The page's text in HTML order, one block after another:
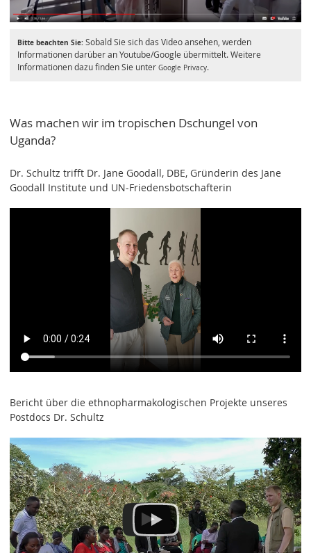
Bitte beachten Sie:Sobald Sie sich das Video ansehen, werden
Informationen darüber an Youtube/Google übermittelt. Weitere
Informationen dazu finden Sie unter Google Privacy.
Was machen wir im tropischen Dschungel von
Uganda?
Dr. Schultz trifft Dr. Jane Goodall, DBE, Gründerin des Jane
Goodall Institute und UN-Friedensbotschafterin
Bericht über die ethnopharmakologischen Projekte unseres
Postdocs Dr. Schultz